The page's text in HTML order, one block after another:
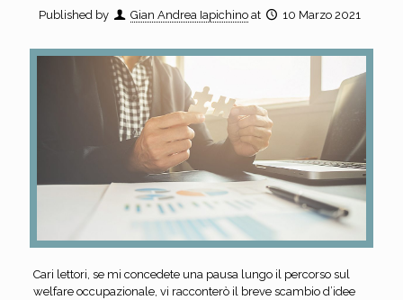
Published by Gian Andrea Iapichino at 10 Marzo 2021
Cari lettori, se mi concedete una pausa lungo il percorso sul
welfare occupazionale, vi racconterò il breve scambio d’idee